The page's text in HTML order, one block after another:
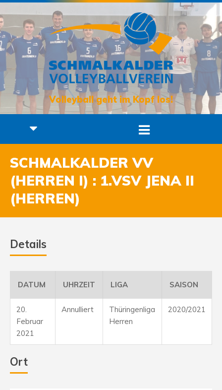
Volleyball geht im Kopf los!
SCHMALKALDER VV
(HERREN I) : 1.VSV JENA II
(HERREN)
Details
DATUM UHRZEIT LIGA SAISON
20.
Februar
2021
Annulliert
Thüringenliga
Herren
2020/2021
Ort